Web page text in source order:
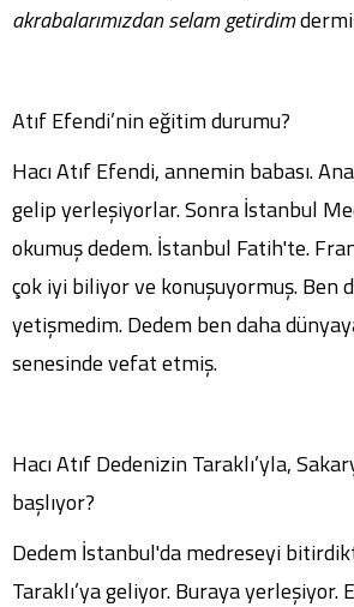
akrabalarımızdan selam getirdim
Atıf Efendi’nin eğitim durumu?
Hacı Atıf Efendi, annemin babası.
gelip yerleşiyorlar. Sonra İstanbul
okumuş dedem. İstanbul Fatih'te.
çok iyi biliyor ve konuşuyormuş. Ben
yetişmedim. Dedem ben daha
senesinde vefat etmiş.
Hacı Atıf Dedenizin Taraklı’yla,
başlıyor?
Dedem İstanbul'da medreseyi
Taraklı’ya geliyor. Buraya yerleşiyor.